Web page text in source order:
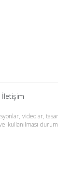
İletişim
videolar,